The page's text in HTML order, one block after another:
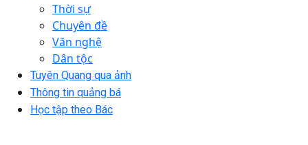
Thời sự
Chuyên đề
Văn nghệ
Dân tộc
Tuyên Quang qua ảnh
Thông tin quảng bá
Học tập theo Bác